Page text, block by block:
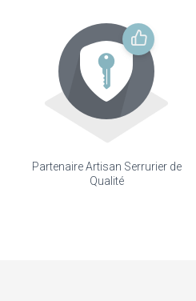
Partenaire Artisan Serrurier de
Qualité